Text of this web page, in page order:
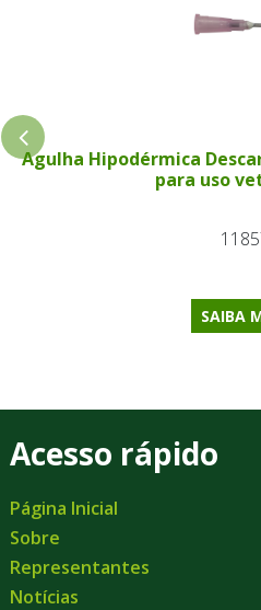
Agulha Hipodérmica
para uso
SAIBA
Acesso rápido
Página Inicial
Sobre
Representantes
Notícias